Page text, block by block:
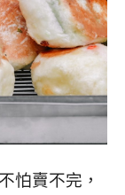
怕賣不完，